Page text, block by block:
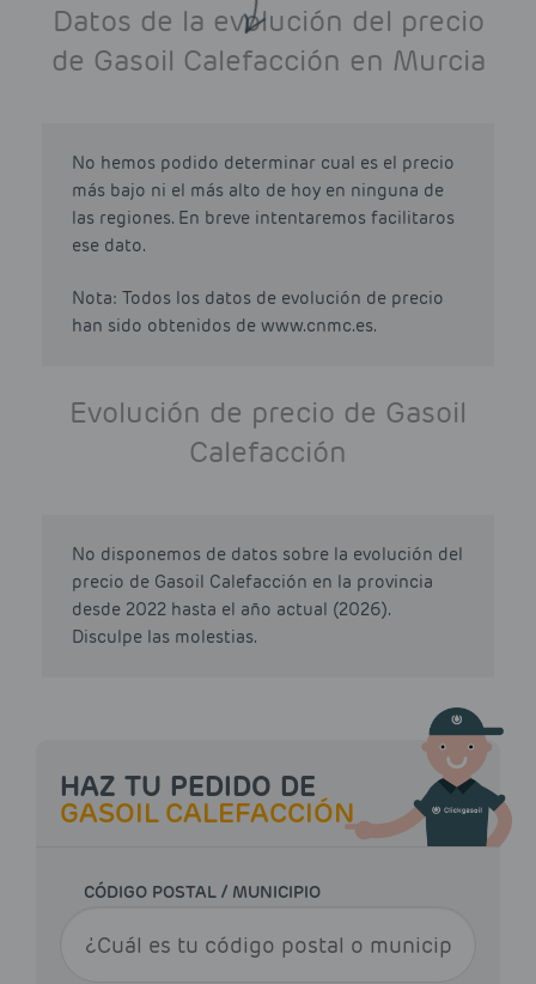
Datos de la evolución del precio
de Gasoil Calefacción en Murcia
No hemos podido determinar cual es el precio
más bajo ni el más alto de hoy en ninguna de
las regiones. En breve intentaremos facilitaros
ese dato.
Nota: Todos los datos de evolución de precio
han sido obtenidos de www.cnmc.es.
Evolución de precio de Gasoil
Calefacción
No disponemos de datos sobre la evolución del
precio de Gasoil Calefacción en la provincia
desde 2022 hasta el año actual (2026).
Disculpe las molestias.
HAZ TU PEDIDO DE
GASOIL CALEFACCIÓN
CÓDIGO POSTAL / MUNICIPIO